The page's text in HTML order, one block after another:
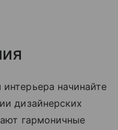
начинайте
дизайнерских
гармоничные